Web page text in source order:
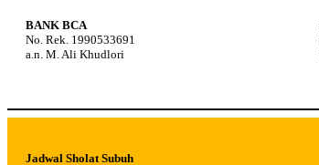
BANK BCA
No. Rek. 1990533691
a.n. M. Ali Khudlori
Jadwal Sholat Subuh